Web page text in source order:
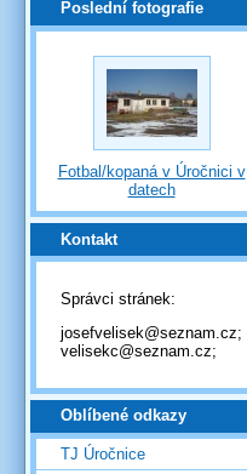
Poslední fotografie
Fotbal/kopaná v Úročnici v
datech
Kontakt
Správci stránek:
josefvelisek@seznam.cz;
velisekc@seznam.cz;
Oblíbené odkazy
TJ Úročnice